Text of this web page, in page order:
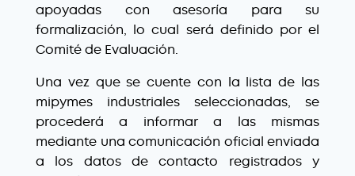
apoyadas con asesoría para su
formalización, lo cual será definido por el
Comité de Evaluación.
Una vez que se cuente con la lista de las
mipymes industriales seleccionadas, se
procederá a informar a las mismas
mediante una comunicación oficial enviada
a los datos de contacto registrados y